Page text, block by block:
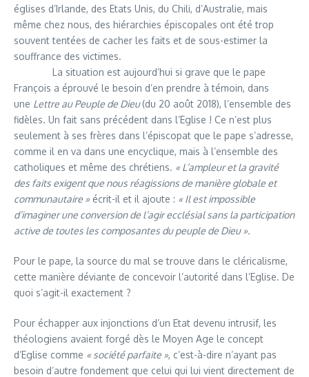
églises d’Irlande, des Etats Unis, du Chili, d’Australie, mais
même chez nous, des hiérarchies épiscopales ont été trop
souvent tentées de cacher les faits et de sous-estimer la
souffrance des victimes.
La situation est aujourd’hui si grave que le pape
François a éprouvé le besoin d’en prendre à témoin, dans
une Lettre au Peuple de Dieu(du 20 août 2018), l’ensemble des
fidèles. Un fait sans précédent dans l’Eglise ! Ce n’est plus
seulement à ses frères dans l’épiscopat que le pape s’adresse,
comme il en va dans une encyclique, mais à l’ensemble des
catholiques et même des chrétiens. « L’ampleur et la gravité
des faits exigent que nous réagissions de manière globale et
communautaire » écrit-il et il ajoute : « Il est impossible
d’imaginer une conversion de l’agir ecclésial sans la participation
active de toutes les composantes du peuple de Dieu ».
Pour le pape, la source du mal se trouve dans le cléricalisme,
cette manière déviante de concevoir l’autorité dans l’Eglise. De
quoi s’agit-il exactement ?
Pour échapper aux injonctions d’un Etat devenu intrusif, les
théologiens avaient forgé dès le Moyen Age le concept
d’Eglise comme « société parfaite », c’est-à-dire n’ayant pas
besoin d’autre fondement que celui qui lui vient directement de